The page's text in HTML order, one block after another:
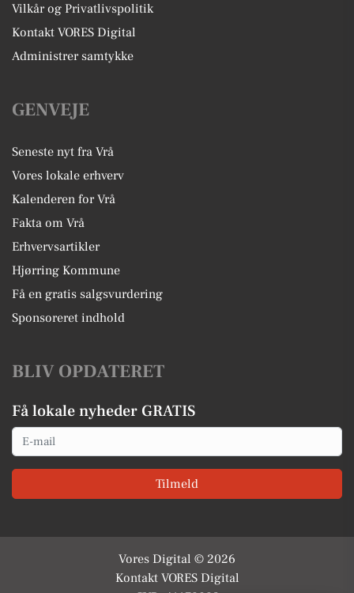
Vilkår og Privatlivspolitik
Kontakt VORES Digital
Administrer samtykke
GENVEJE
Seneste nyt fra Vrå
Vores lokale erhverv
Kalenderen for Vrå
Fakta om Vrå
Erhvervsartikler
Hjørring Kommune
Få en gratis salgsvurdering
Sponsoreret indhold
BLIV OPDATERET
Få lokale nyheder GRATIS
Email
Tilmeld
Vores Digital © 2026
Kontakt VORES Digital